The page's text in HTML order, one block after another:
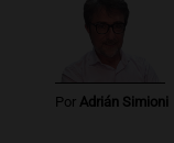
Audio.
Panorama
Por Adrián Simioni